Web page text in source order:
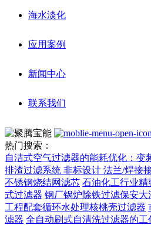
海水淡化
应用案例
新闻中心
联系我们
热门搜索：
自洁式空气过滤器的能耗优化：变
排渣过滤系统 非标设计 法兰/焊接
不锈钢烧结网滤芯 石油化工行业
式过滤器 钢厂锅炉除铁过滤保安大
工程配套循环水处理核桃壳过滤器
滤器 全自动刷式自清洗过滤器的工